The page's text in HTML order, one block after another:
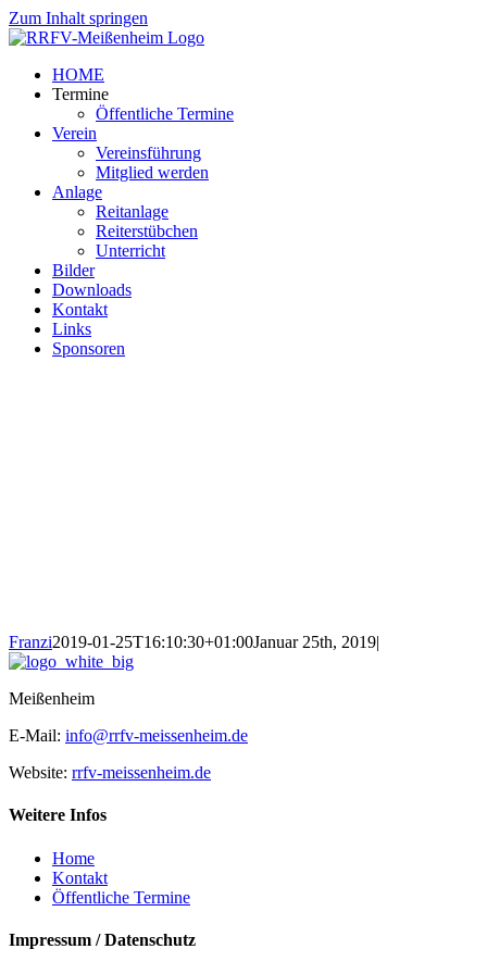
Zum Inhalt springen
HOME
Termine
Öffentliche Termine
Verein
Vereinsführung
Mitglied werden
Anlage
Reitanlage
Reiterstübchen
Unterricht
Bilder
Downloads
Kontakt
Links
Sponsoren
Franzi2019-01-25T16:10:30+01:00Januar 25th, 2019|
Meißenheim
E-Mail: info@rrfv-meissenheim.de
Website: rrfv-meissenheim.de
Weitere Infos
Home
Kontakt
Öffentliche Termine
Impressum / Datenschutz